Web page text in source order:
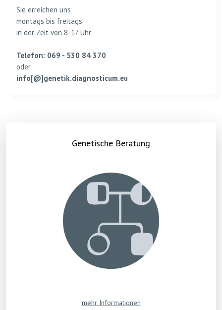
Sie erreichen uns
montags bis freitags
in der Zeit von 8-17 Uhr
Telefon: 069 - 530 84 370
oder
info[@]genetik.diagnosticum.eu
Genetische Beratung
mehr Informationen